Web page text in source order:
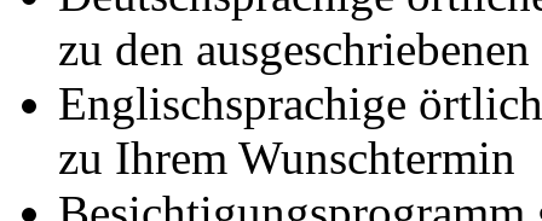
zu den
Englischsprachige
zu Ihrem Wunschtermin